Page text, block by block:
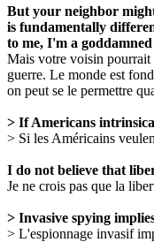
But your neighbor
is fundamentally
to me, I'm a
Mais votre voisin pourrait
guerre. Le monde est
on peut se le permettre
> If Americans
> Si les Américains
I do not believe that
Je ne crois pas que la
> Invasive spying
> L'espionnage invasif